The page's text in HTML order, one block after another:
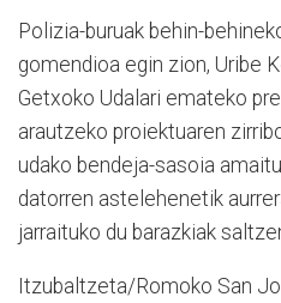
Polizia-buruak behin-
gomendioa egin zion, Uribe
Getxoko Udalari emateko
arautzeko proiektuaren
udako bendeja-sasoia
datorren astelehenetik
jarraituko du barazkiak
Itzubaltzeta/Romoko San